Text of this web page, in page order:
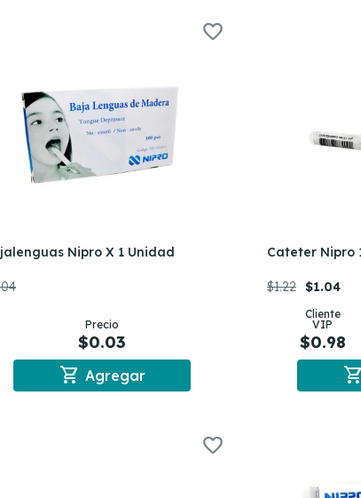
Nipro X 1 Unidad
Precio
$0.03
shopping_cart Agregar
Cateter Nipro
$1.22 $1.04
Cliente
VIP
$0.98
shopping_cart